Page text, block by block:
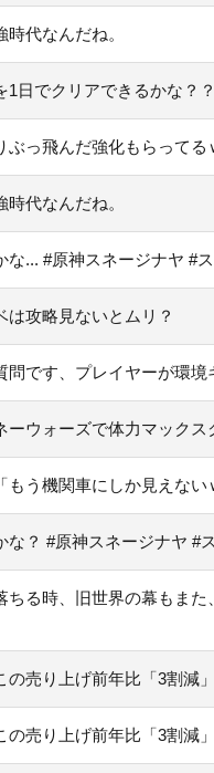
時代なんだね。
1日でクリアできるかな？？
ぶっ飛んだ強化もらってる
時代なんだね。
な... #原神スネージナヤ #
は攻略見ないとムリ？
問です、プレイヤーが環
ーウォーズで体力マックス
もう機関車にしか見えな
な？ #原神スネージナヤ #
ちる時、旧世界の幕もま
の売り上げ前年比「3割減
の売り上げ前年比「3割減